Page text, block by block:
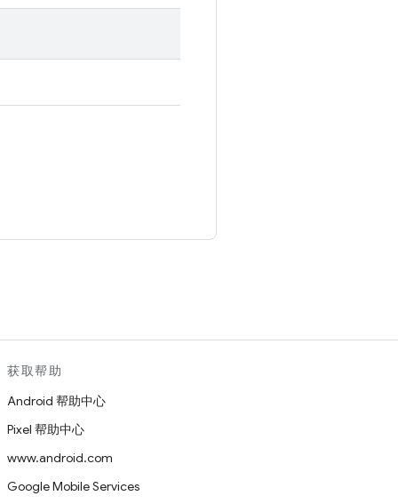
获取帮助
Android 帮助中心
Pixel 帮助中心
www.android.com
Google Mobile Services